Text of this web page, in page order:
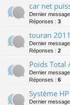
car net
Dernier
Réponses : 3
touran
Dernier
Réponses : 2
Poids Total
Dernier
Réponses : 6
Système
Dernier